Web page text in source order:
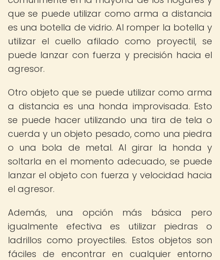
que se puede utilizar como arma a distancia
es una botella de vidrio. Al romper la botella y
utilizar el cuello afilado como proyectil, se
puede lanzar con fuerza y precisión hacia el
agresor.
Otro objeto que se puede utilizar como arma
a distancia es una honda improvisada. Esto
se puede hacer utilizando una tira de tela o
cuerda y un objeto pesado, como una piedra
o una bola de metal. Al girar la honda y
soltarla en el momento adecuado, se puede
lanzar el objeto con fuerza y velocidad hacia
el agresor.
Además, una opción más básica pero
igualmente efectiva es utilizar piedras o
ladrillos como proyectiles. Estos objetos son
fáciles de encontrar en cualquier entorno